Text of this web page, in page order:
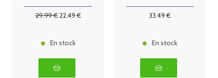
29.99€22.49€
En stock
33.49 €
En stock